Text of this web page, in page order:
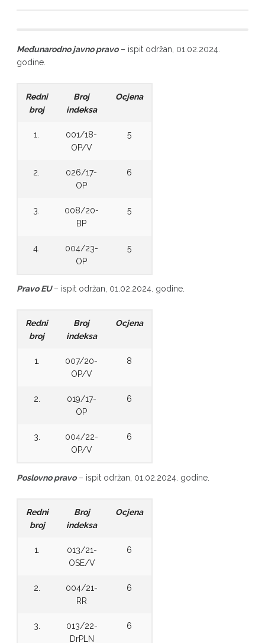
Međunarodno javno pravo– ispit održan, 01.02.2024.
godine.
Redni
broj
Broj
indeksa
Ocjena
1.
001/18-
OP/V
5
2.
026/17-
OP
6
3.
008/20-
BP
5
4.
004/23-
OP
5
Pravo EU– ispit održan, 01.02.2024. godine.
Redni
broj
Broj
indeksa
Ocjena
1.
007/20-
OP/V
8
2.
019/17-
OP
6
3.
004/22-
OP/V
6
Poslovno pravo– ispit održan, 01.02.2024. godine.
Redni
broj
Broj
indeksa
Ocjena
1.
013/21-
OSE/V
6
2.
004/21-
RR
6
3.
013/22-
DrPLN
6